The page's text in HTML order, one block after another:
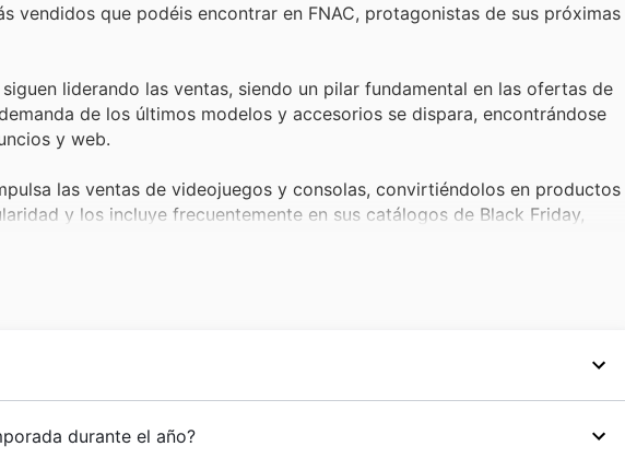
vendidos que podéis encontrar en FNAC, protagonistas de sus próximas
liderando las ventas, siendo un pilar fundamental en las ofertas de
de los últimos modelos y accesorios se dispara, encontrándose
y web.
las ventas de videojuegos y consolas, convirtiéndolos en productos
y los incluye frecuentemente en sus catálogos de Black Friday,
especial, y durante eventos como el Black Friday, su demanda aumenta
presenta sus mejores títulos con ofertas irresistibles en sus deals,
competitivos.
Desde sus inicios, su misión ha sido ofrecer a los españoles
durante el año?